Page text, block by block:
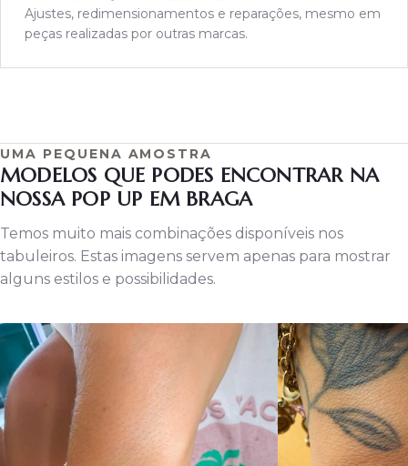
Ajustes, redimensionamentos e reparações, mesmo em
peças realizadas por outras marcas.
UMA PEQUENA AMOSTRA
MODELOS QUE PODES ENCONTRAR NA
NOSSA POP UP EM BRAGA
Temos muito mais combinações disponíveis nos
tabuleiros. Estas imagens servem apenas para mostrar
alguns estilos e possibilidades.